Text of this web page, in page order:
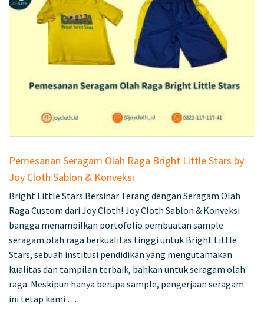
Pemesanan Seragam Olah Raga Bright Little Stars by
Joy Cloth Sablon & Konveksi
Bright Little Stars Bersinar Terang dengan Seragam Olah
Raga Custom dari Joy Cloth! Joy Cloth Sablon & Konveksi
bangga menampilkan portofolio pembuatan sample
seragam olah raga berkualitas tinggi untuk Bright Little
Stars, sebuah institusi pendidikan yang mengutamakan
kualitas dan tampilan terbaik, bahkan untuk seragam olah
raga. Meskipun hanya berupa sample, pengerjaan seragam
ini tetap kami …